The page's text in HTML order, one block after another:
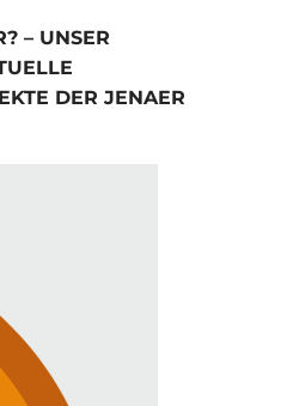
– UNSER
DER JENAER